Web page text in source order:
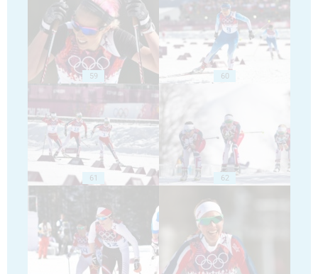
59 60
61 62